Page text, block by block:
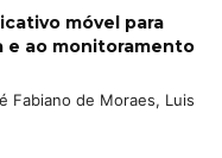
móvel para
e ao monitoramento
Fabiano de Moraes, Luis